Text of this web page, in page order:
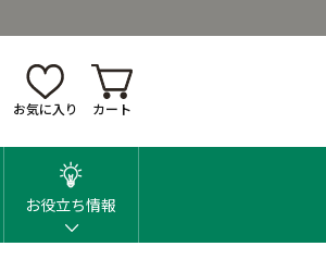
お気に入り カート
お役立ち情報